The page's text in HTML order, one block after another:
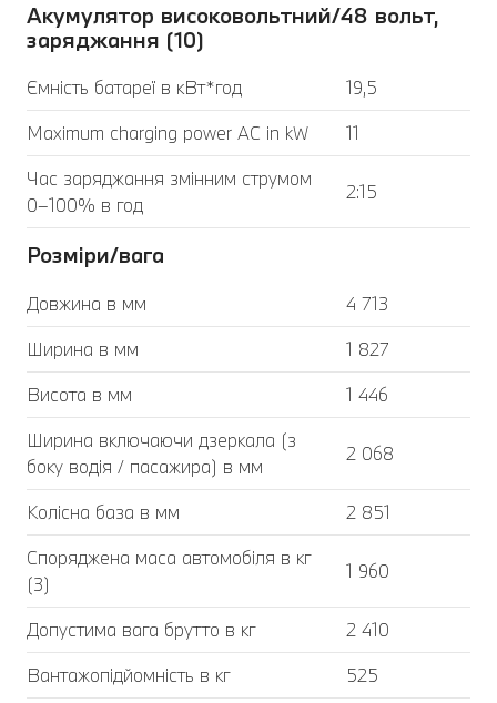
Акумулятор високовольтний/48 вольт,
заряджання (10)
Ємність батареї в кВт*год
19,5
Maximum charging power AC in kW
11
Час заряджання змінним струмом
0–100% в год
2:15
Розміри/вага
Довжина в мм
4 713
Ширина в мм
1 827
Висота в мм
1 446
Ширина включаючи дзеркала (з
боку водія / пасажира) в мм
2 068
Колісна база в мм
2 851
Споряджена маса автомобіля в кг
(3)
1 960
Допустима вага брутто в кг
2 410
Вантажопідйомність в кг
525